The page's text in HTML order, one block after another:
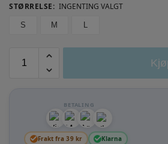
STØRRELSE: INGENTING VALGT
S M L
BETALING
Frakt fra 39 kr Klarna